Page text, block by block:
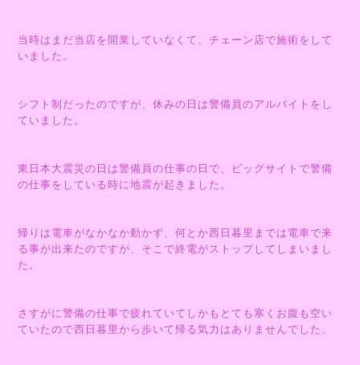
当時はまだ当店を開業していなくて、チェーン店で施術をして
いました。
シフト制だったのですが、休みの日は警備員のアルバイトをし
ていました。
東日本大震災の日は警備員の仕事の日で、ビッグサイトで警備
の仕事をしている時に地震が起きました。
帰りは電車がなかなか動かず、何とか西日暮里までは電車で来
る事が出来たのですが、そこで終電がストップしてしまいまし
た。
さすがに警備の仕事で疲れていてしかもとても寒くお腹も空い
ていたので西日暮里から歩いて帰る気力はありませんでした。